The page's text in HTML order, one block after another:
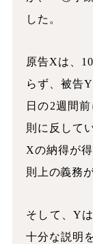
した。
原告Xは、
らず、被告
日の2週間
則に反して
Xの納得が
則上の義務
そして、Y
十分な説明